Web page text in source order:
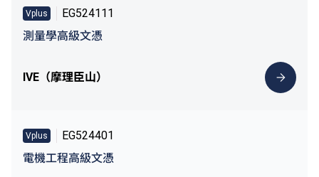
Vplus
EG524111
測量學高級文憑
IVE（摩理臣山）
Vplus
EG524401
電機工程高級文憑